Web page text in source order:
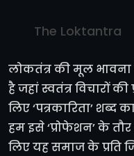
The Loktantra
लोकतंत्र की मूल
है जहां स्वतंत्र विचारों
लिए ‘पत्रकारिता’
हम इसे ‘प्रोफेशन’ के
लिए यह समाज के प्रति